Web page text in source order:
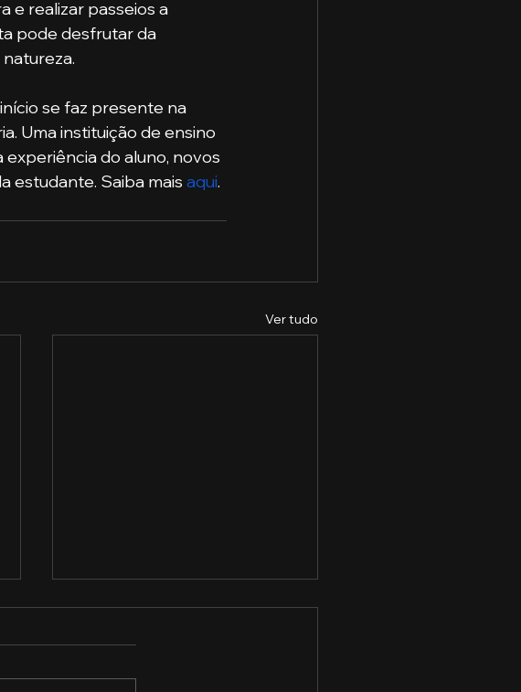
e realizar passeios a
pode desfrutar da
Uma instituição de ensino
do aluno, novos
estudante. Saiba mais aqui.
Ver tudo